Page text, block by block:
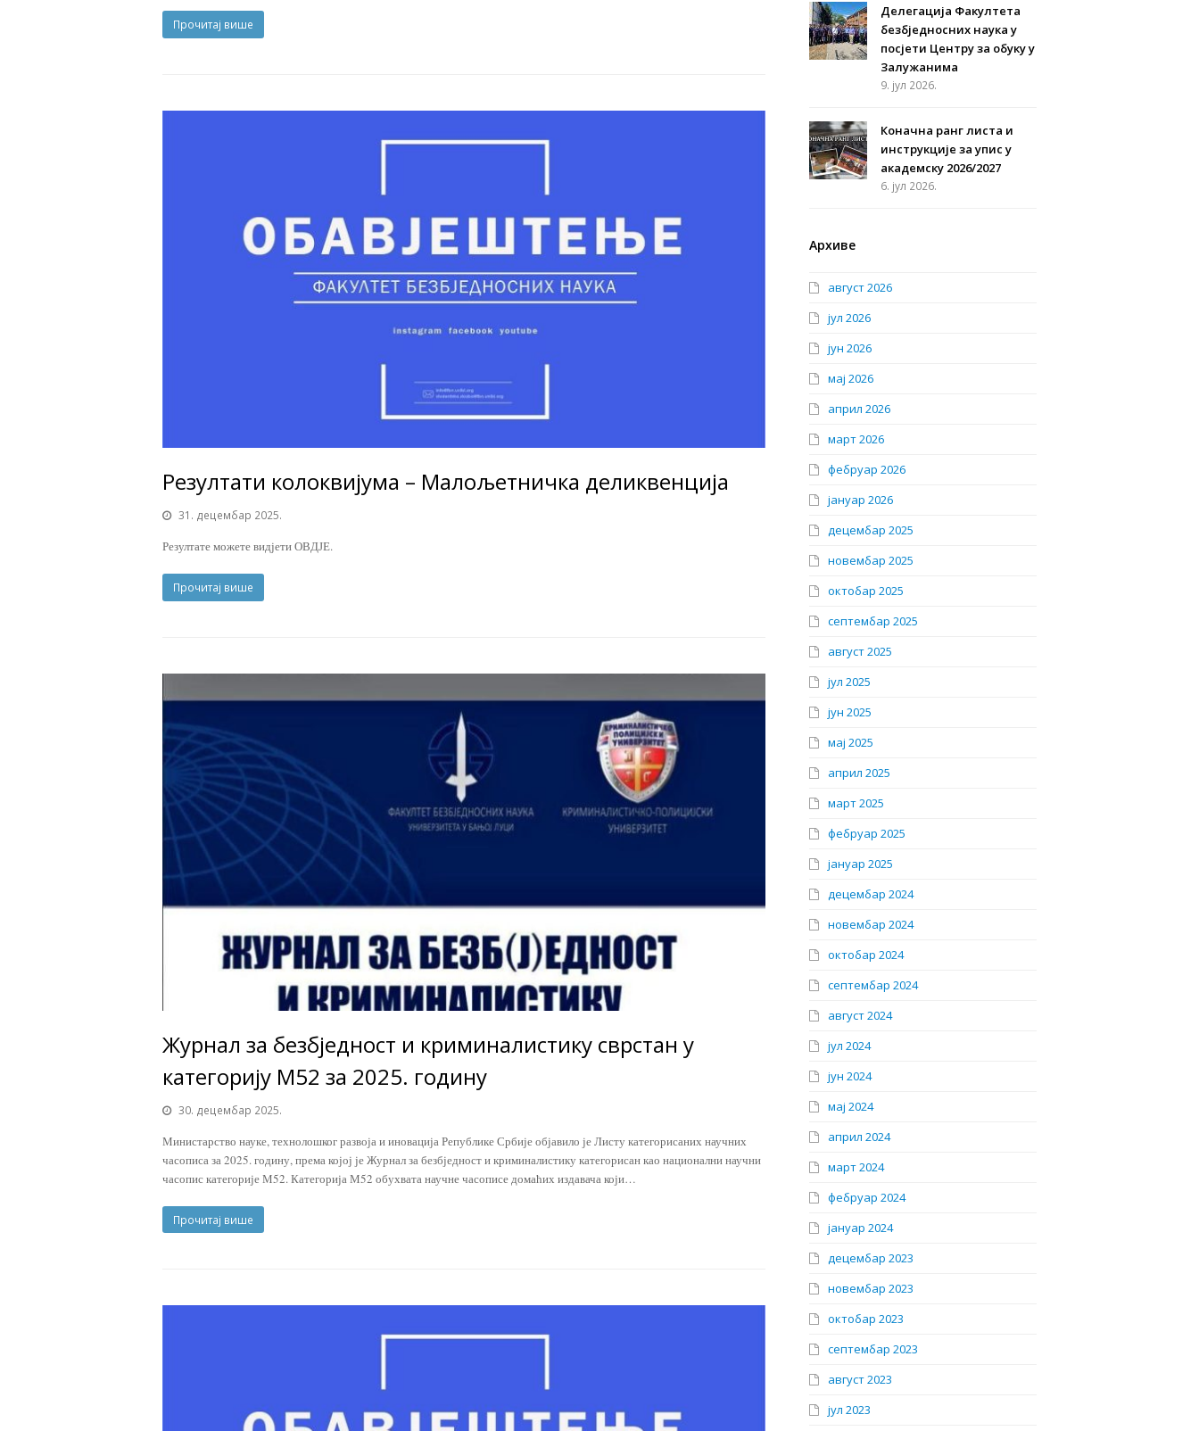
Прочитај више
Резултати колоквијума – Малољетничка деликвенција
31. децембар 2025.
Резултате можете видјети ОВДЈЕ.
Прочитај више
Журнал за безбједност и криминалистику сврстан у
категорију М52 за 2025. годину
30. децембар 2025.
Министарство науке, технолошког развоја и иновација Републике Србије објавило је Листу категорисаних научних
часописа за 2025. годину, према којој је Журнал за безбједност и криминалистику категорисан као национални научни
часопис категорије М52. Категорија М52 обухвата научне часописе домаћих издавача који…
Прочитај више
Делегација Факултета
безбједносних наука у
посјети Центру за обуку у
Залужанима
9. јул 2026.
Коначна ранг листа и
инструкције за упис у
академску 2026/2027
6. јул 2026.
Архиве
август 2026
јул 2026
јун 2026
мај 2026
април 2026
март 2026
фебруар 2026
јануар 2026
децембар 2025
новембар 2025
октобар 2025
септембар 2025
август 2025
јул 2025
јун 2025
мај 2025
април 2025
март 2025
фебруар 2025
јануар 2025
децембар 2024
новембар 2024
октобар 2024
септембар 2024
август 2024
јул 2024
јун 2024
мај 2024
април 2024
март 2024
фебруар 2024
јануар 2024
децембар 2023
новембар 2023
октобар 2023
септембар 2023
август 2023
јул 2023